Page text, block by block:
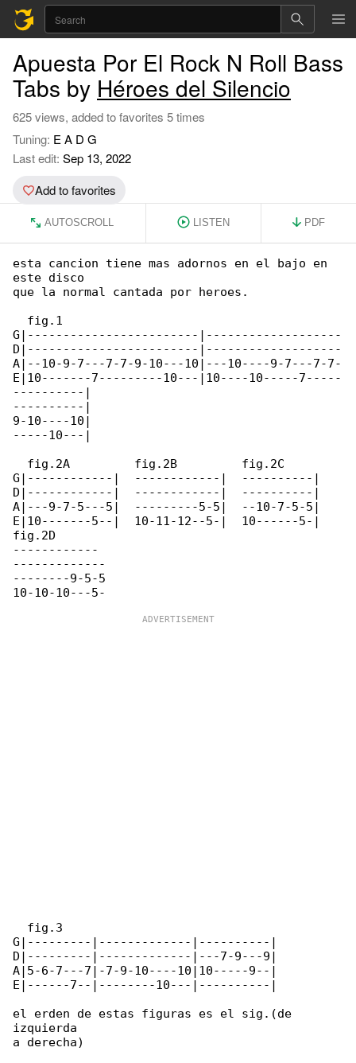
Apuesta Por El Rock N Roll Bass
Tabs by Héroes del Silencio
625 views, added to favorites 5 times
Tuning: E A D G
Last edit: Sep 13, 2022
Add to favorites
AUTOSCROLL LISTEN PDF
esta cancion tiene mas adornos en el bajo en
este disco
que la normal cantada por heroes.
  fig.1
G|------------------------|-------------------
D|------------------------|-------------------
A|--10-9-7---7-7-9-10---10|---10----9-7---7-7-
E|10-------7---------10---|10----10-----7-----
----------|
----------|
9-10----10|
-----10---|
  fig.2A         fig.2B         fig.2C
G|------------|  ------------|  ----------|
D|------------|  ------------|  ----------|
A|---9-7-5---5|  ---------5-5|  --10-7-5-5|
E|10-------5--|  10-11-12--5-|  10------5-|
fig.2D
------------
-------------
--------9-5-5
  fig.3
G|---------|-------------|----------|
D|---------|-------------|---7-9---9|
A|5-6-7---7|-7-9-10----10|10-----9--|
E|------7--|--------10---|----------|
el erden de estas figuras es el sig.(de
izquierda
a derecha)